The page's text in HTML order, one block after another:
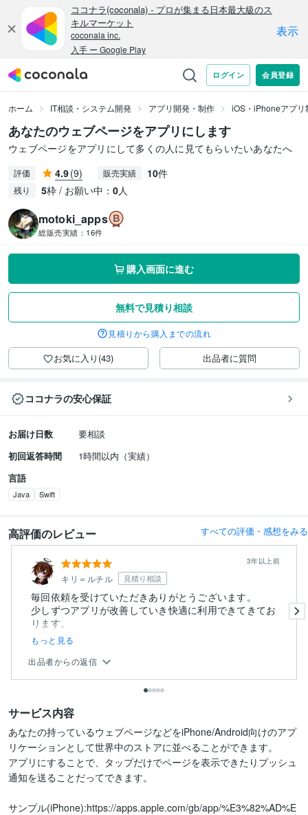
ホーム IT相談・システム開発 アプリ開発・制作 iOS・iPhoneアプリ
あなたのウェブページをアプリにします
ウェブページをアプリにして多くの人に見てもらいたいあなたへ
評価 4.9(9) 販売実績 10件
残り 5枠 / お願い中： 0人
motoki_apps
総販売実績： 16件
購入画面に進む
無料で見積り相談
見積りから購入までの流れ
お気に入り(43) 出品者に質問
ココナラの安心保証
お届け日数
要相談
初回返答時間
1時間以内（実績）
言語
Java Swift
高評価のレビュー すべての評価・感想をみる
キリ＝ルチル 見積り相談
3年以上前
毎回依頼を受けていただきありがとうございます。
少しずつアプリが改善していき快適に利用できてきてお
ります。
今後とも宜し...
もっと見る
出品者からの返信
サービス内容
あなたの持っているウェブページなどをiPhone/Android向けのアプ
リケーションとして世界中のストアに並べることができます。
アプリにすることで、タップだけでページを表示できたりプッシュ
通知を送ることだってできます。
サンプル(iPhone):https://apps.apple.com/gb/app/%E3%82%AD%E